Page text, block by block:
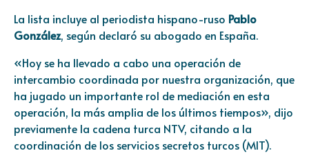
La lista incluye al periodista hispano-ruso Pablo
González, según declaró su abogado en España.
«Hoy se ha llevado a cabo una operación de
intercambio coordinada por nuestra organización, que
ha jugado un importante rol de mediación en esta
operación, la más amplia de los últimos tiempos», dijo
previamente la cadena turca NTV, citando a la
coordinación de los servicios secretos turcos (MIT).